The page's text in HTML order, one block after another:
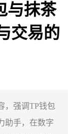
与抹茶
交易的
，强调TP钱包
助手，在数字